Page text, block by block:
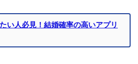
い人必見！結婚確率の高いアプリ